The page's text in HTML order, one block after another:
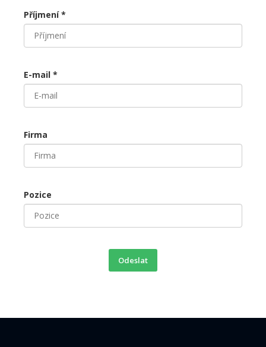
Příjmení *
E-mail *
Firma
Pozice
Odeslat